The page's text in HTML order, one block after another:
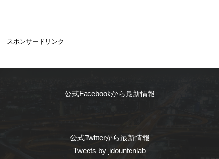
スポンサードリンク
公式Facebookから最新情報
公式Twitterから最新情報
Tweets by jidountenlab